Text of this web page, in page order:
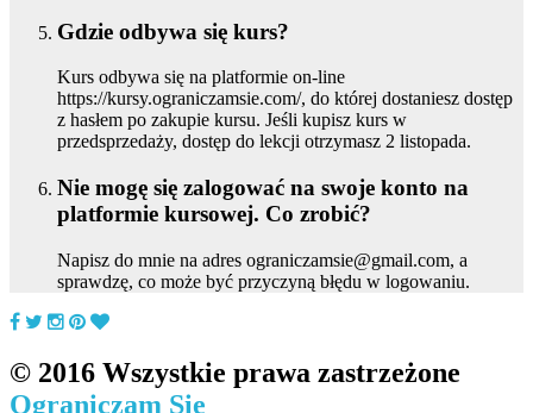
Gdzie odbywa się kurs?
Kurs odbywa się na platformie on-line
https://kursy.ograniczamsie.com/, do której dostaniesz dostęp
z hasłem po zakupie kursu. Jeśli kupisz kurs w
przedsprzedaży, dostęp do lekcji otrzymasz 2 listopada.
Nie mogę się zalogować na swoje konto na
platformie kursowej. Co zrobić?
Napisz do mnie na adres ograniczamsie@gmail.com, a
sprawdzę, co może być przyczyną błędu w logowaniu.
© 2016 Wszystkie prawa zastrzeżone
Ograniczam Się